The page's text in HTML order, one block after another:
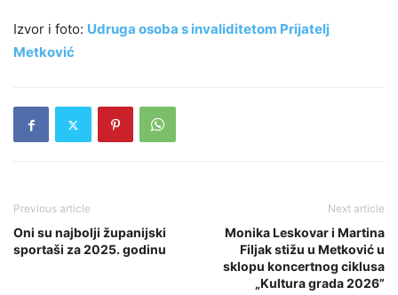
Izvor i foto: Udruga osoba s invaliditetom Prijatelj
Metković
Previous article
Oni su najbolji županijski
sportaši za 2025. godinu
Next article
Monika Leskovar i Martina
Filjak stižu u Metković u
sklopu koncertnog ciklusa
„Kultura grada 2026”